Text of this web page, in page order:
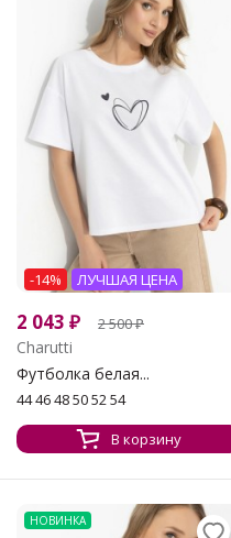
-14% ЛУЧШАЯ ЦЕНА
2 043 ₽ 2 500₽
Charutti
Футболка белая...
44 46 48 50 52 54
В корзину
НОВИНКА